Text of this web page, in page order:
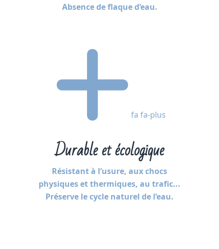
Absence de flaque d’eau.
fa fa-plus
Durable et écologique
Résistant à l’usure, aux chocs
physiques et thermiques, au trafic...
Préserve le cycle naturel de l’eau.